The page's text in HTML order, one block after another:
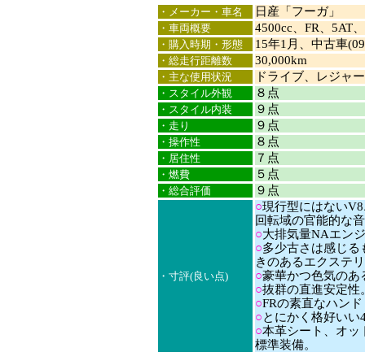
・メーカー・車名 日産「フーガ」
・車両概要 4500cc、FR、5AT
・購入時期・形態 15年1月、中古車
・総走行距離数 30,000km
・主な使用状況 ドライブ、レジャ
・スタイル外観 ８点
・スタイル内装 ９点
・走り ９点
・操作性 ８点
・居住性 ７点
・燃費 ５点
・総合評価 ９点
・寸評(良い点)
○現行型にはない
回転域の官能的な
○大排気量NAエン
○多少古さは感じる
きのあるエクステ
○豪華かつ色気のあ
○抜群の直進安定性
○FRの素直なハン
○とにかく格好いい
○本革シート、オッ
標準装備。